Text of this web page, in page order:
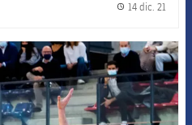
14 dic. 21
FCB Barcelona badge